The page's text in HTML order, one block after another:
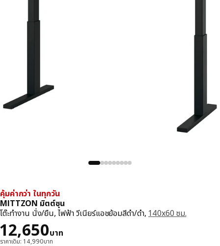
คุ้มค่ากว่า ในทุกวัน
MITTZON มิตต์ซุน
โต๊ะทำงาน นั่ง/ยืน, ไฟฟ้า วีเนียร์แอชย้อมสีดำ/ดำ, 140x60 ซม.
12,650บาท
ราคา 12650บาท
ราคาเดิม: 14,990บาท